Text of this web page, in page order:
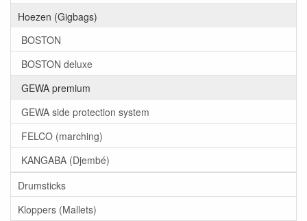
Hoezen (Gigbags)
BOSTON
BOSTON deluxe
GEWA premium
GEWA side protection system
FELCO (marching)
KANGABA (Djembé)
Drumsticks
Kloppers (Mallets)